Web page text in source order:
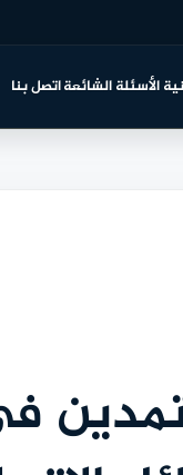
الأسئلة الشائعةاتصل بنا